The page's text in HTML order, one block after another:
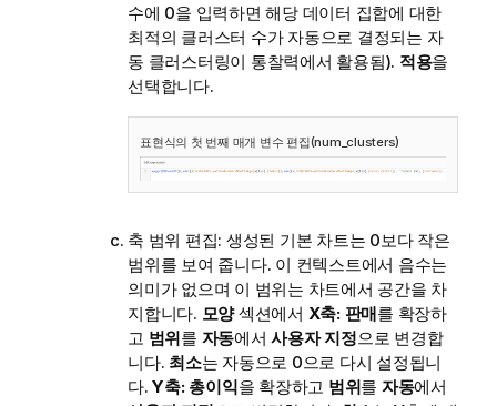
수에 0을 입력하면 해당 데이터 집합에 대한
최적의 클러스터 수가 자동으로 결정되는 자
동 클러스터링이 통찰력에서 활용됨). 적용을
선택합니다.
표현식의 첫 번째 매개 변수 편집(num_clusters)
축 범위 편집: 생성된 기본 차트는 0보다 작은
범위를 보여 줍니다. 이 컨텍스트에서 음수는
의미가 없으며 이 범위는 차트에서 공간을 차
지합니다. 모양섹션에서 X축: 판매를 확장하
고 범위를 자동에서사용자 지정으로 변경합
니다. 최소는 자동으로 0으로 다시 설정됩니
다.Y축: 총이익을 확장하고 범위를 자동에서